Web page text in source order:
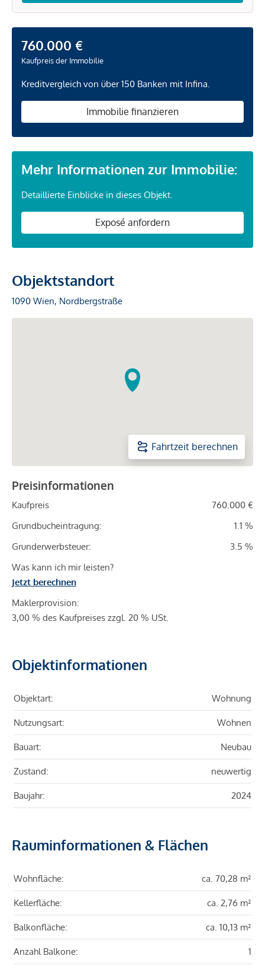
760.000 €
Kaufpreis der Immobilie
Kreditvergleich von über 150 Banken mit Infina.
Immobilie finanzieren
Mehr Informationen zur Immobilie:
Detaillierte Einblicke in dieses Objekt.
Exposé anfordern
Objektstandort
1090 Wien, Nordbergstraße
Fahrtzeit berechnen
Preisinformationen
Kaufpreis
760.000 €
Grundbucheintragung:
1.1 %
Grunderwerbsteuer:
3.5 %
Was kann ich mir leisten?
Jetzt berechnen
Maklerprovision:
3,00 % des Kaufpreises zzgl. 20 % USt.
Objektinformationen
Objektart: Wohnung
Nutzungsart: Wohnen
Bauart: Neubau
Zustand: neuwertig
Baujahr: 2024
Rauminformationen & Flächen
Wohnfläche: ca. 70,28 m²
Kellerfläche: ca. 2,76 m²
Balkonfläche: ca. 10,13 m²
Anzahl Balkone: 1